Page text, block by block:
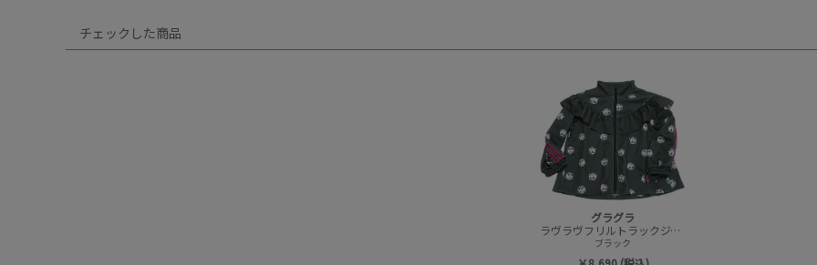
チェックした商品
グラグラ
ラヴラヴフリルトラックジャケット
ブラック